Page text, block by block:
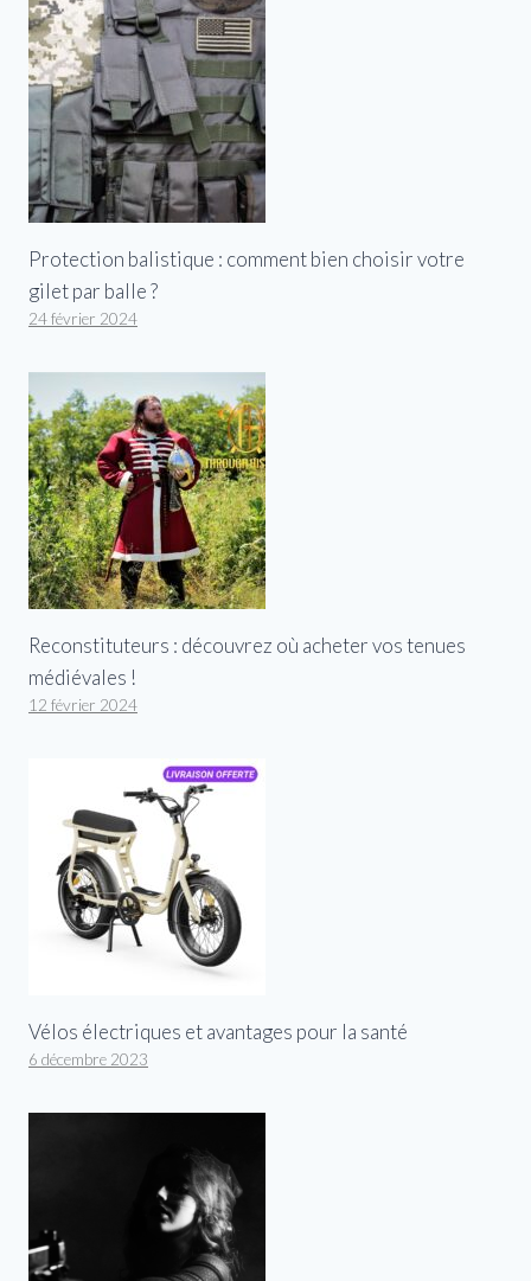
Protection balistique : comment bien choisir votre
gilet par balle ?
24 février 2024
Reconstituteurs : découvrez où acheter vos tenues
médiévales !
12 février 2024
Vélos électriques et avantages pour la santé
6 décembre 2023